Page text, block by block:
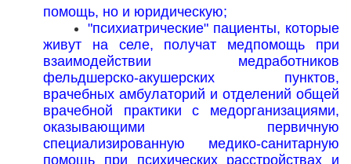
помощь, но и юридическую;
"психиатрические" пациенты, которые
живут на селе, получат медпомощь при
взаимодействии медработников
фельдшерско-акушерских пунктов,
врачебных амбулаторий и отделений общей
врачебной практики с медорганизациями,
оказывающими первичную
специализированную медико-санитарную
помощь при психических расстройствах и